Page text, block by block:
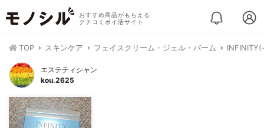
おすすめ商品がもらえる
クチコミポイ活サイト
TOP スキンケア フェイスクリーム・ジェル・バーム
エステティシャン
kou.2625